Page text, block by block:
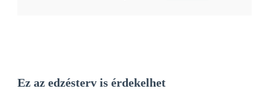
Ez az edzésterv is érdekelhet